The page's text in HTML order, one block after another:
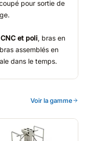
pour sortie de
et poli, bras en
assemblés en
dans le temps.
Voir la gamme